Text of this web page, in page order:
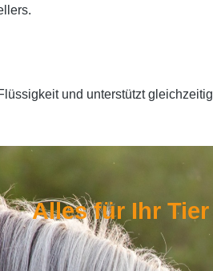
und unterstützt
Alles für Ihr Tier